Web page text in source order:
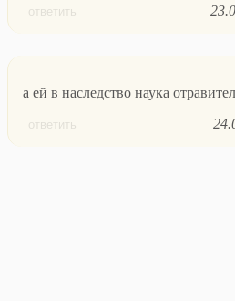
ответить
а ей в наследство наука
ответить